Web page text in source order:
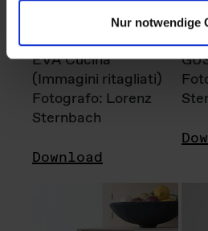
Nur notwendige
EVA Cucina
(Immagini ritagliati)
Fotografo: Lorenz
Sternbach
Download